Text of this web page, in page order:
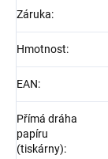
Záruka:
Hmotnost:
EAN:
Přímá dráha
papíru
(tiskárny):